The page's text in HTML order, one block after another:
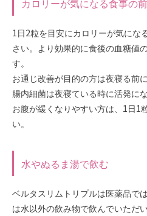
1日2粒を目安にカロリーが気にな
さい。より効果的に食後の血糖値
す。
お通じ改善が目的の方は夜寝る前
腸内細菌は夜寝ている時に活発にな
お腹が緩くなりやすい方は、1日1
い。
水やぬるま湯で飲む
ベルタスリムトリプルは医薬品で
は水以外の飲み物で飲んでいただ